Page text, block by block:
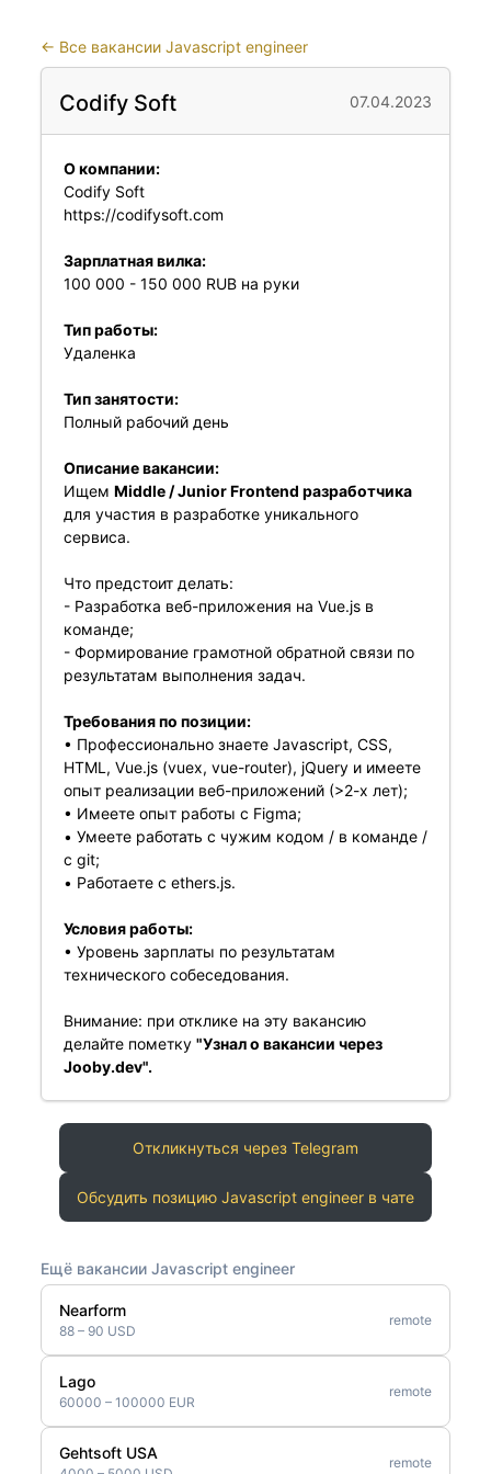
← Все вакансии Javascript engineer
Codify Soft 07.04.2023
О компании:
Codify Soft
https://codifysoft.com
Зарплатная вилка:
100 000 - 150 000 RUB на руки
Тип работы:
Удаленка
Тип занятости:
Полный рабочий день
Описание вакансии:
Ищем Middle / Junior Frontend разработчика
для участия в разработке уникального
сервиса.
Что предстоит делать:
- Разработка веб-приложения на Vue.js в
команде;
- Формирование грамотной обратной связи по
результатам выполнения задач.
Требования по позиции:
• Профессионально знаете Javascript, CSS,
HTML, Vue.js (vuex, vue-router), jQuery и имеете
опыт реализации веб-приложений (>2-х лет);
• Имеете опыт работы с Figma;
• Умеете работать с чужим кодом / в команде /
с git;
• Работаете с ethers.js.
Условия работы:
• Уровень зарплаты по результатам
технического собеседования.
Внимание: при отклике на эту вакансию
делайте пометку "Узнал о вакансии через
Jooby.dev".
Откликнуться через Telegram
Обсудить позицию Javascript engineer в чате
Ещё вакансии Javascript engineer
Nearform
88 – 90 USD
remote
Lago
60000 – 100000 EUR
remote
Gehtsoft USA remote